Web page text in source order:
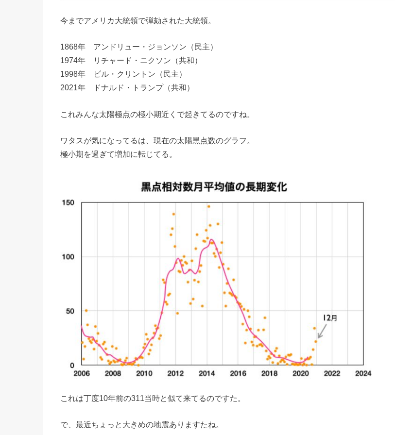
今までアメリカ大統領で弾劾された大統領。
1868年 アンドリュー・ジョンソン（民主）
1974年 リチャード・ニクソン（共和）
1998年 ビル・クリントン（民主）
2021年 ドナルド・トランプ（共和）
これみんな太陽極点の極小期近くで起きてるのですね。
ワタスが気になってるは、現在の太陽黒点数のグラフ。
極小期を過ぎて増加に転じてる。
これは丁度10年前の311当時と似て来てるのですた。
で、最近ちょっと大きめの地震ありますたね。